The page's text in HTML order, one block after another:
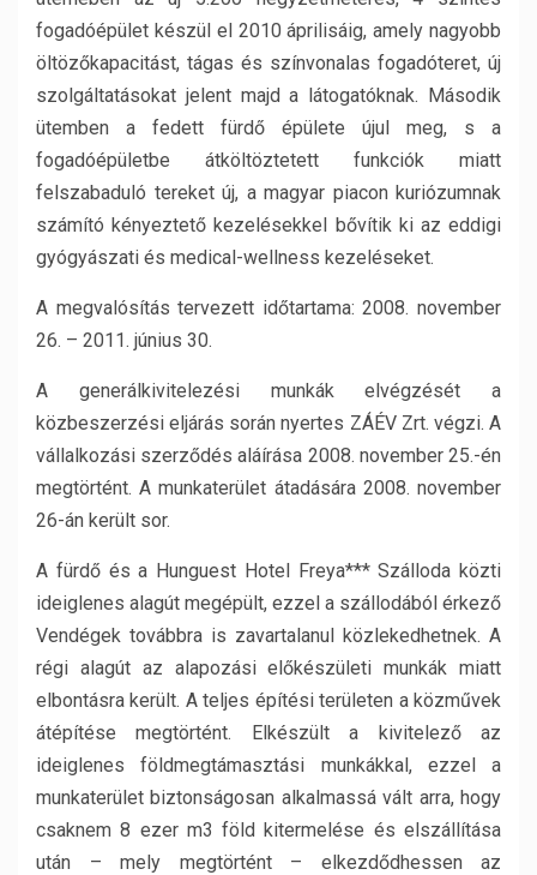
fogadóépület készül el 2010 áprilisáig, amely nagyobb
öltözőkapacitást, tágas és színvonalas fogadóteret, új
szolgáltatásokat jelent majd a látogatóknak. Második
ütemben a fedett fürdő épülete újul meg, s a
fogadóépületbe átköltöztetett funkciók miatt
felszabaduló tereket új, a magyar piacon kuriózumnak
számító kényeztető kezelésekkel bővítik ki az eddigi
gyógyászati és medical-wellness kezeléseket.
A megvalósítás tervezett időtartama: 2008. november
26. – 2011. június 30.
A generálkivitelezési munkák elvégzését a
közbeszerzési eljárás során nyertes ZÁÉV Zrt. végzi. A
vállalkozási szerződés aláírása 2008. november 25.-én
megtörtént. A munkaterület átadására 2008. november
26-án került sor.
A fürdő és a Hunguest Hotel Freya*** Szálloda közti
ideiglenes alagút megépült, ezzel a szállodából érkező
Vendégek továbbra is zavartalanul közlekedhetnek. A
régi alagút az alapozási előkészületi munkák miatt
elbontásra került. A teljes építési területen a közművek
átépítése megtörtént. Elkészült a kivitelező az
ideiglenes földmegtámasztási munkákkal, ezzel a
munkaterület biztonságosan alkalmassá vált arra, hogy
csaknem 8 ezer m3 föld kitermelése és elszállítása
után – mely megtörtént – elkezdődhessen az